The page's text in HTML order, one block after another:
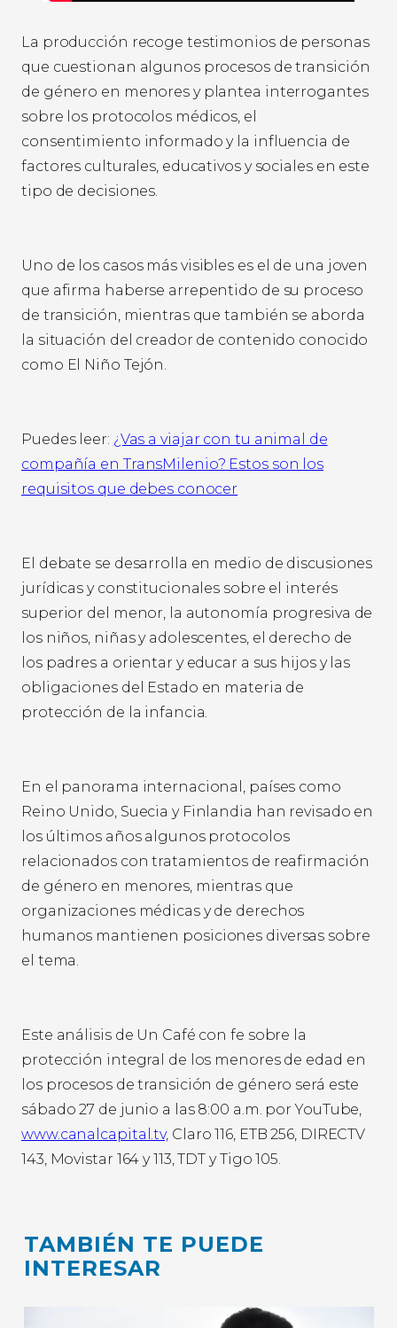
La producción recoge testimonios de personas
que cuestionan algunos procesos de transición
de género en menores y plantea interrogantes
sobre los protocolos médicos, el
consentimiento informado y la influencia de
factores culturales, educativos y sociales en este
tipo de decisiones.
Uno de los casos más visibles es el de una joven
que afirma haberse arrepentido de su proceso
de transición, mientras que también se aborda
la situación del creador de contenido conocido
como El Niño Tejón.
Puedes leer: ¿Vas a viajar con tu animal de
compañía en TransMilenio? Estos son los
requisitos que debes conocer
El debate se desarrolla en medio de discusiones
jurídicas y constitucionales sobre el interés
superior del menor, la autonomía progresiva de
los niños, niñas y adolescentes, el derecho de
los padres a orientar y educar a sus hijos y las
obligaciones del Estado en materia de
protección de la infancia.
En el panorama internacional, países como
Reino Unido, Suecia y Finlandia han revisado en
los últimos años algunos protocolos
relacionados con tratamientos de reafirmación
de género en menores, mientras que
organizaciones médicas y de derechos
humanos mantienen posiciones diversas sobre
el tema.
Este análisis de Un Café con fe sobre la
protección integral de los menores de edad en
los procesos de transición de género será este
sábado 27 de junio a las 8:00 a.m. por YouTube,
www.canalcapital.tv, Claro 116, ETB 256, DIRECTV
143, Movistar 164 y 113, TDT y Tigo 105.
TAMBIÉN TE PUEDE
INTERESAR